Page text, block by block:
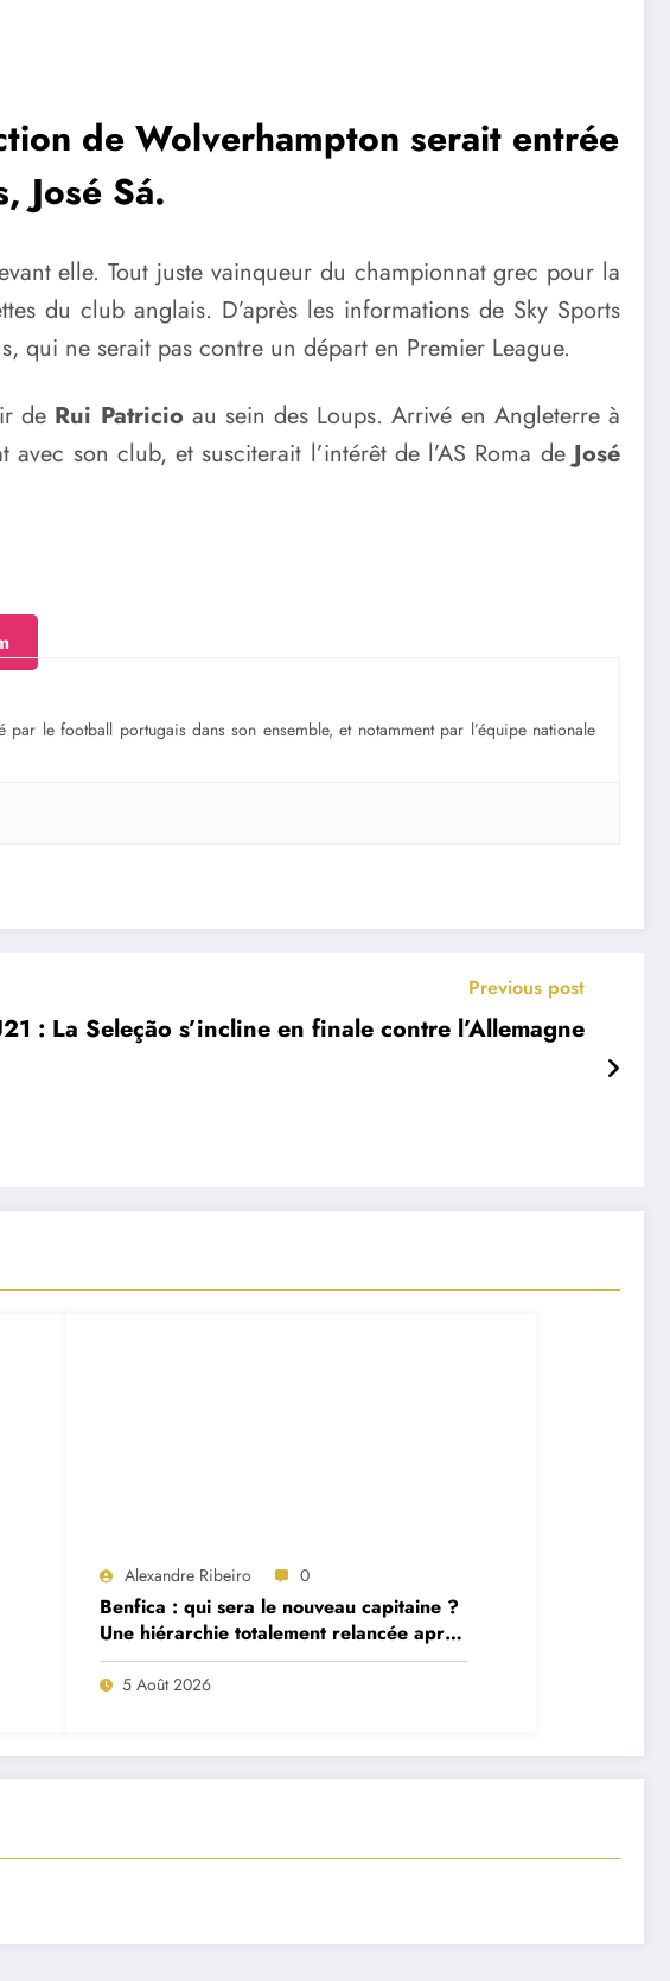
de Wolverhampton serait entrée
José Sá.
elle. Tout juste vainqueur du championnat grec pour la
du club anglais. D’après les informations de Sky Sports
qui ne serait pas contre un départ en Premier League.
de Rui Patricio au sein des Loups. Arrivé en Angleterre à
son club, et susciterait l’intérêt de l’AS Roma deJosé
le football portugais dans son ensemble, et notamment par l’équipe nationale
Previous post
: La Seleção s’incline en finale contre l’Allemagne
Alexandre Ribeiro 0
Benfica : qui sera le nouveau capitaine ?
Une hiérarchie totalement relancée après
deux départs majeurs
5 Août 2026